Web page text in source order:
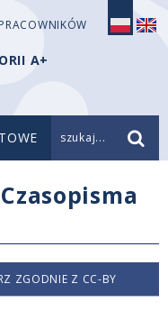
A+
szukaj...
Czasopisma
ZGODNIE Z CC-BY